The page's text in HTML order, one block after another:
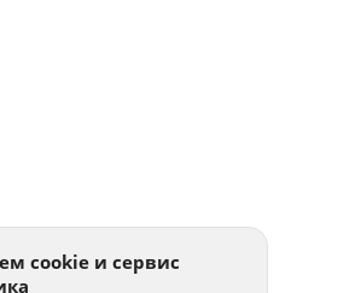
cookie и сервис